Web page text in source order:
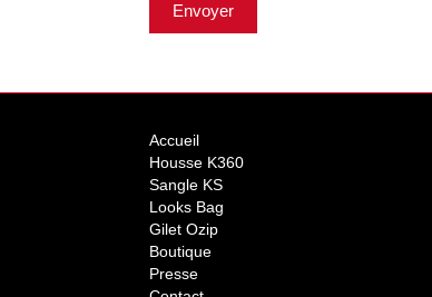
Accueil
Housse K360
Sangle KS
Looks Bag
Gilet Ozip
Boutique
Presse